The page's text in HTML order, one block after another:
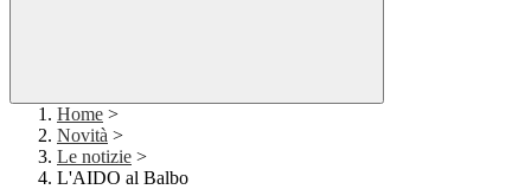
Home >
Novità >
Le notizie >
L'AIDO al Balbo